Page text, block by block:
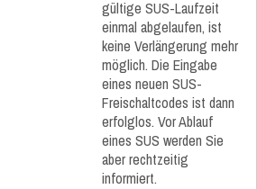
gültige SUS-Laufzeit
einmal abgelaufen, ist
keine Verlängerung mehr
möglich. Die Eingabe
eines neuen SUS-
Freischaltcodes ist dann
erfolglos. Vor Ablauf
eines SUS werden Sie
aber rechtzeitig
informiert.